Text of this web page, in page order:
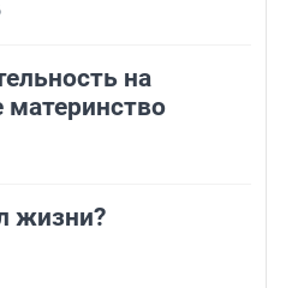
на
материнство
жизни?